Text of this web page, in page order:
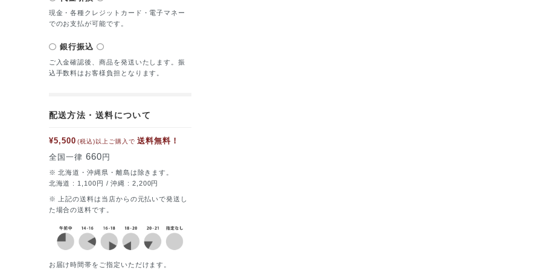
現金・各種クレジットカード・電子マネー
でのお支払が可能です。
銀行振込
ご入金確認後、商品を発送いたします。振
込手数料はお客様負担となります。
配送方法・送料について
¥5,500 (税込)以上ご購入で 送料無料！
全国一律 660 円
※ 北海道・沖縄県・離島は除きます。
北海道 : 1,100円 / 沖縄 : 2,200円
※ 上記の送料は当店からの元払いで発送し
た場合の送料です。
お届け時間帯をご指定いただけます。